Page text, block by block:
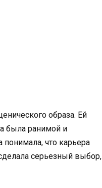
образа. Ей
была ранимой и
понимала, что карьера
серьезный выбор,